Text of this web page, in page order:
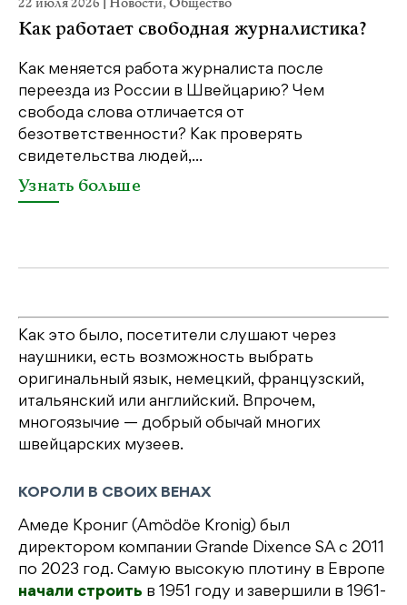
Как работает свободная журналистика?
Как меняется работа журналиста после
переезда из России в Швейцарию? Чем
свобода слова отличается от
безответственности? Как проверять
свидетельства людей,...
Узнать больше
Как это было, посетители слушают через
наушники, есть возможность выбрать
оригинальный язык, немецкий, французский,
итальянский или английский. Впрочем,
многоязычие — добрый обычай многих
швейцарских музеев.
КОРОЛИ В СВОИХ ВЕНАХ
Амеде Крониг (Amödöe Kronig) был
директором компании Grande Dixence SA с 2011
по 2023 год. Самую высокую плотину в Европе
начали строить в 1951 году и завершили в 1961-